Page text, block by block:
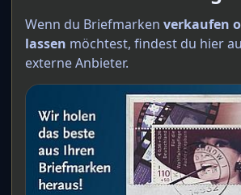
Wenn du Briefmarken verkaufen
lassen möchtest, findest du hier
externe Anbieter.